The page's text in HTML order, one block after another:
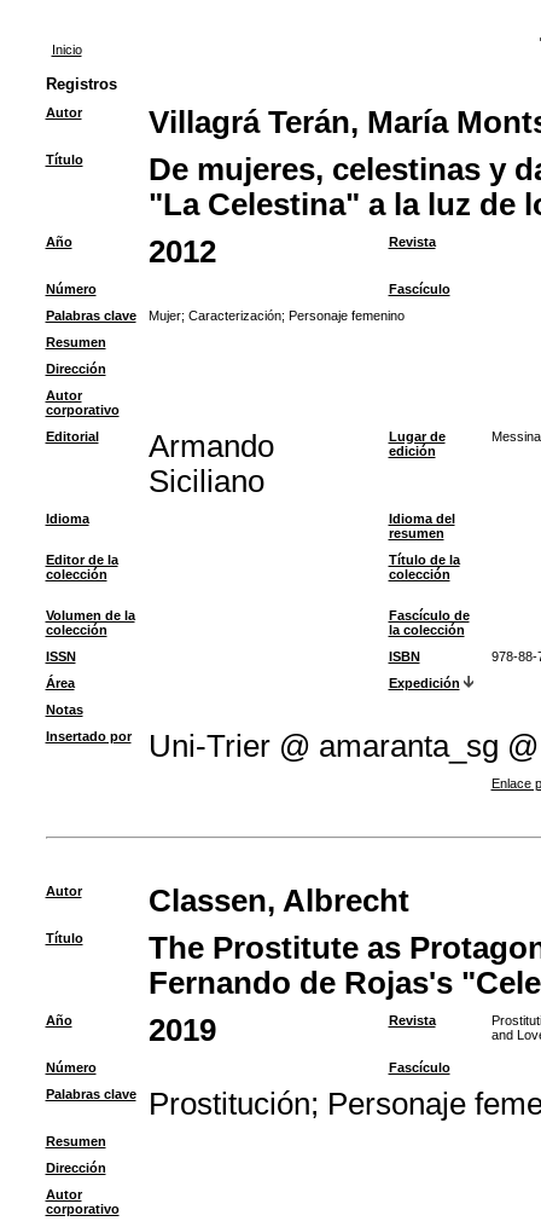
Inicio
Registros
Autor Villagrá Terán, María
Título
De mujeres, celestinas y
"La Celestina" a la luz de
Año 2012 Revista
Número
Fascículo
Palabras clave
Mujer; Caracterización; Personaje femenino
Resumen
Dirección
Autor
corporativo
Editorial
Armando
Siciliano
Lugar de
edición
Messina
Idioma
Idioma del
resumen
Editor de la
colección
Título de la
colección
Volumen de la
colección
Fascículo de
la colección
ISSN
ISBN
978-88-
Área
Expedición
Notas
Insertado por
Uni-Trier @ amaranta_sg @
Enlace
Autor Classen, Albrecht
Título
The Prostitute as
Fernando de Rojas's
Año 2019 Revista
and
Número
Fascículo
Palabras clave
Prostitución; Personaje
Resumen
Dirección
Autor
corporativo